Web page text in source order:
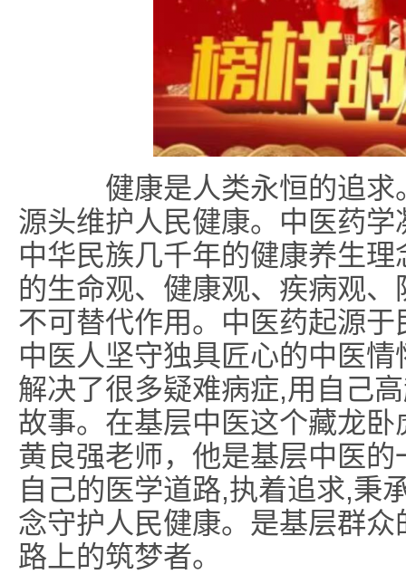
健康是人类永恒的追求
源头维护人民健康。中医药
中华民族几千年的健康养生
的生命观、健康观、疾病观
不可替代作用。中医药起源
中医人坚守独具匠心的中医
解决了很多疑难病症,用自己
故事。在基层中医这个藏龙
黄良强老师，他是基层中医的
自己的医学道路,执着追求,秉
念守护人民健康。是基层群众
路上的筑梦者。